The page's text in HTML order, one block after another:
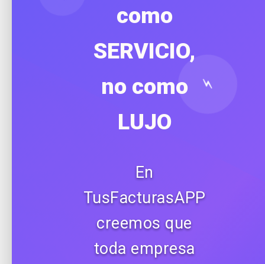
⚡
como
SERVICIO,
no como
LUJO
En
TusFacturasAPP
creemos que
toda empresa